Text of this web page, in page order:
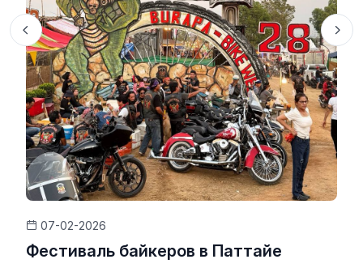
07-02-2026
Фестиваль байкеров в Паттайе